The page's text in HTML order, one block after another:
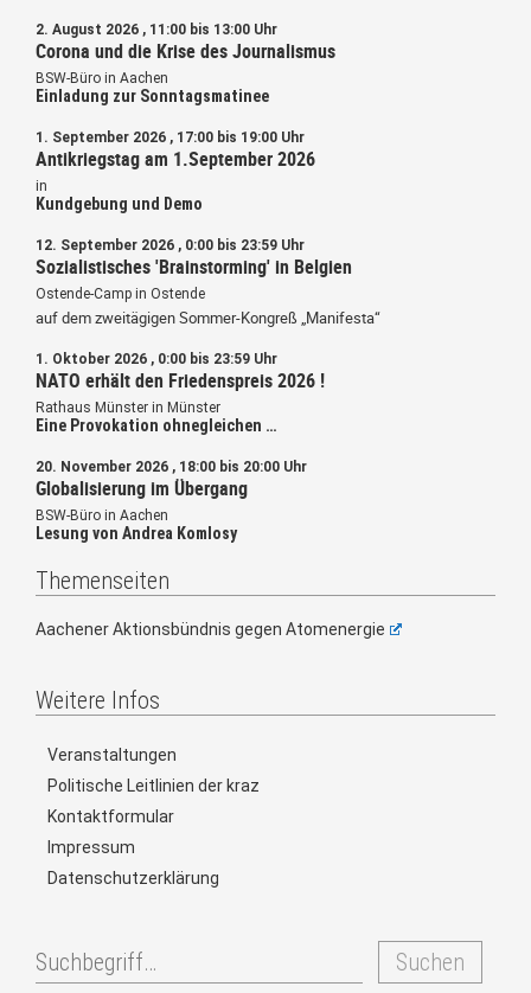
2. August 2026 , 11:00 bis 13:00 Uhr
Corona und die Krise des Journalismus
BSW-Büro in Aachen
Einladung zur Sonntagsmatinee
1. September 2026 , 17:00 bis 19:00 Uhr
Antikriegstag am 1.September 2026
in
Kundgebung und Demo
12. September 2026 , 0:00 bis 23:59 Uhr
Sozialistisches 'Brainstorming' in Belgien
Ostende-Camp in Ostende
auf dem zweitägigen Sommer-Kongreß „Manifesta“
1. Oktober 2026 , 0:00 bis 23:59 Uhr
NATO erhält den Friedenspreis 2026 !
Rathaus Münster in Münster
Eine Provokation ohnegleichen …
20. November 2026 , 18:00 bis 20:00 Uhr
Globalisierung im Übergang
BSW-Büro in Aachen
Lesung von Andrea Komlosy
Themenseiten
Aachener Aktionsbündnis gegen Atomenergie
Weitere Infos
Veranstaltungen
Politische Leitlinien der kraz
Kontaktformular
Impressum
Datenschutzerklärung
Suchen